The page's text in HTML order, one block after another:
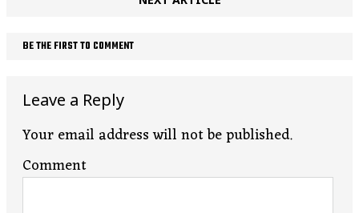
BE THE FIRST TO COMMENT
Leave a Reply
Your email address will not be published.
Comment